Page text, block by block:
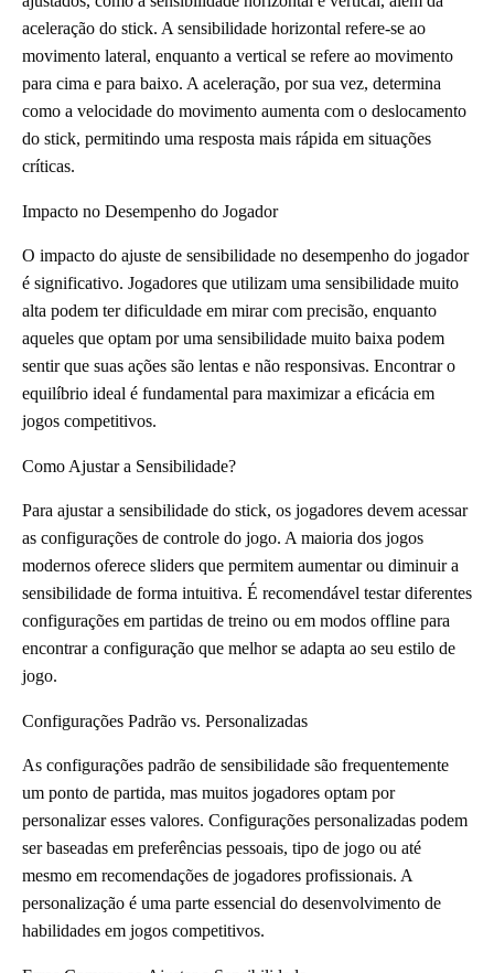
aceleração do stick. A sensibilidade horizontal refere-se ao
movimento lateral, enquanto a vertical se refere ao movimento
para cima e para baixo. A aceleração, por sua vez, determina
como a velocidade do movimento aumenta com o deslocamento
do stick, permitindo uma resposta mais rápida em situações
críticas.
Impacto no Desempenho do Jogador
O impacto do ajuste de sensibilidade no desempenho do jogador
é significativo. Jogadores que utilizam uma sensibilidade muito
alta podem ter dificuldade em mirar com precisão, enquanto
aqueles que optam por uma sensibilidade muito baixa podem
sentir que suas ações são lentas e não responsivas. Encontrar o
equilíbrio ideal é fundamental para maximizar a eficácia em
jogos competitivos.
Como Ajustar a Sensibilidade?
Para ajustar a sensibilidade do stick, os jogadores devem acessar
as configurações de controle do jogo. A maioria dos jogos
modernos oferece sliders que permitem aumentar ou diminuir a
sensibilidade de forma intuitiva. É recomendável testar diferentes
configurações em partidas de treino ou em modos offline para
encontrar a configuração que melhor se adapta ao seu estilo de
jogo.
Configurações Padrão vs. Personalizadas
As configurações padrão de sensibilidade são frequentemente
um ponto de partida, mas muitos jogadores optam por
personalizar esses valores. Configurações personalizadas podem
ser baseadas em preferências pessoais, tipo de jogo ou até
mesmo em recomendações de jogadores profissionais. A
personalização é uma parte essencial do desenvolvimento de
habilidades em jogos competitivos.